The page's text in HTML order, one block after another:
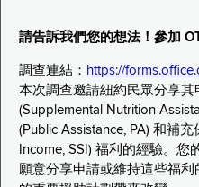
請告訴我們您的想法！參加
調查連結： https://
本次調查邀請紐約民眾分享
(Supplemental Nutrition
(Public Assistance, PA) 和補
Income, SSI) 福利的經驗。
願意分享申請或維持這些福